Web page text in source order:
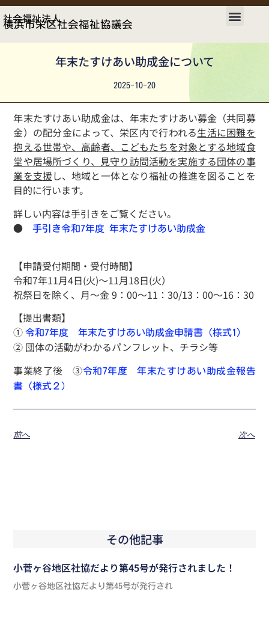
社会福祉法人
横浜市栄区社会福祉協議会
年末たすけあい助成金について
2025-10-20
年末たすけあい助成金は、年末たすけあい募金（共同募
金）の配分金によって、栄区内で行われる生活に困難を
抱える世帯や、高齢者、こどもたちを対象とする地域食
堂や居場所づくり、見守り訪問活動を実施する団体の事
業を支援し、地域と一体となり福祉の推進を図ることを
目的に行います。
詳しい内容は手引きをご覧ください。
●手引き令和7年度 年末たすけあい助成金
【申請受付期間・受付時間】
令和7年11月4日(火)～11月18日(火）
祝祭日を除く、月～金 9：00～11：30/13：00～16：30
【提出書類】
①令和7年度 年末たすけあい助成金申請書（様式1）
② 団体の活動がわかるパンフレット、チラシ等
事業終了後 ③令和7年度 年末たすけあい助成金報告
書（様式２）
前へ 次へ
その他記事
小菅ヶ谷地区社協だより第45号が発行されました！
小菅ヶ谷地区社協だより第45号が発行され